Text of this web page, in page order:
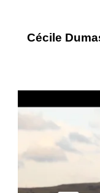
Cécile